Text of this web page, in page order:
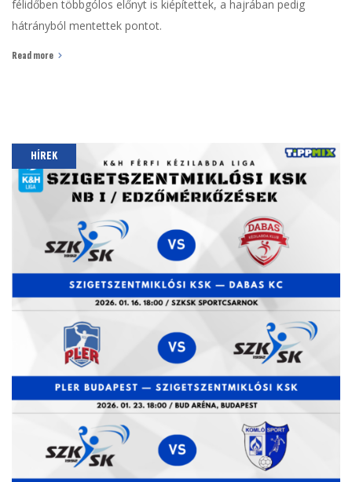
félidőben többgólos előnyt is kiépítettek, a hajrában pedig
hátrányból mentettek pontot.
Read more
HÍREK